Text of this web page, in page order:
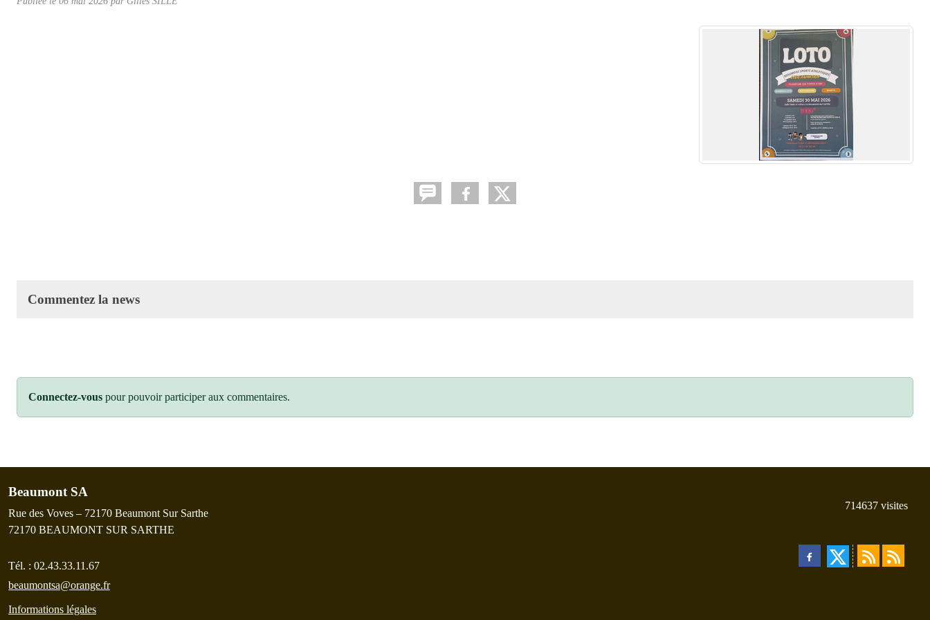
Commentez la news
Connectez-vous pour pouvoir participer aux commentaires.
Beaumont SA
Rue des Voves – 72170 Beaumont Sur Sarthe
72170 BEAUMONT SUR SARTHE
Tél. : 02.43.33.11.67
beaumontsa@orange.fr
Informations légales
714637 visites